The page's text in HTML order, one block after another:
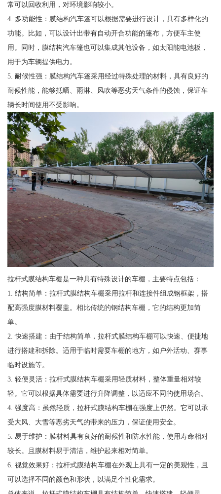
常可以回收利用，对环境影响较小。
4. 多功能性：膜结构汽车篷可以根据需要进行设计，具有多样化的
功能。比如，可以设计出带有自动开合功能的篷布，方便车主使
用。同时，膜结构汽车篷也可以集成其他设备，如太阳能电池板，
用于为车辆提供电力。
5. 耐候性强：膜结构汽车篷采用经过特殊处理的材料，具有良好的
耐候性能，能够抵晒、雨淋、风吹等恶劣天气条件的侵蚀，保证车
辆长时间使用不受影响。
拉杆式膜结构车棚是一种具有特殊设计的车棚，主要特点包括：
1. 结构简单：拉杆式膜结构车棚采用拉杆和连接件组成钢框架，搭
配高强度膜材料覆盖。相比传统的钢结构车棚，它的结构更加简
单。
2. 快速搭建：由于结构简单，拉杆式膜结构车棚可以快速、便捷地
进行搭建和拆除。适用于临时需要车棚的地方，如户外活动、赛事
临时设施等。
3. 轻便灵活：拉杆式膜结构车棚采用轻质材料，整体重量相对较
轻。它可以根据具体需要进行升降调整，以适应不同的使用场合。
4. 强度高：虽然轻质，拉杆式膜结构车棚在强度上仍然。它可以承
受大风、大雪等恶劣天气的带来的压力，保证使用安全。
5. 易于维护：膜材料具有良好的耐候性和防水性能，使用寿命相对
较长。且膜材料易于清洁，维护起来相对简单。
6. 视觉效果好：拉杆式膜结构车棚在外观上具有一定的美观性，且
可以选择不同的颜色和形状，以满足个性化需求。